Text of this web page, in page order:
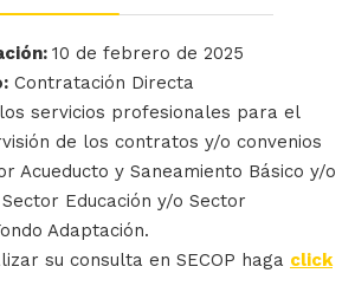
10 de febrero de 2025
Contratación Directa
servicios profesionales para el
de los contratos y/o convenios
Acueducto y Saneamiento Básico y/o
Educación y/o Sector
Adaptación.
su consulta en SECOP haga click